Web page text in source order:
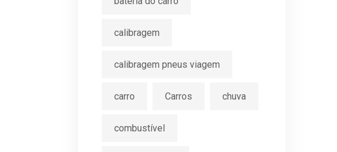
calibragem
calibragem pneus viagem
carro Carros chuva
combustível